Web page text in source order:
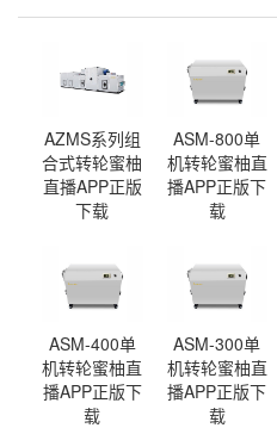
AZMS系列组
合式转轮蜜柚
直播APP正版
下载
ASM-800单
机转轮蜜柚直
播APP正版下
载
ASM-400单
机转轮蜜柚直
播APP正版下
载
ASM-300单
机转轮蜜柚直
播APP正版下
载